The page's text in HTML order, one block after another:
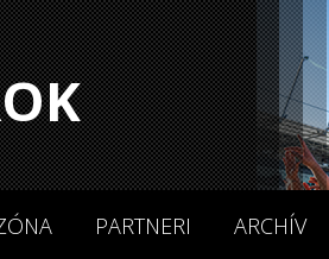
PARTNERI ARCHÍV